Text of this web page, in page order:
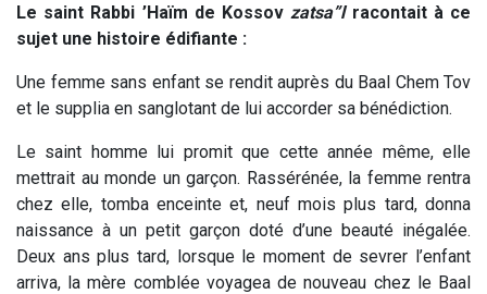
Le saint Rabbi ’Haïm de Kossov zatsa”l racontait à ce
sujet une histoire édifiante :
Une femme sans enfant se rendit auprès du Baal Chem Tov
et le supplia en sanglotant de lui accorder sa bénédiction.
Le saint homme lui promit que cette année même, elle
mettrait au monde un garçon. Rassérénée, la femme rentra
chez elle, tomba enceinte et, neuf mois plus tard, donna
naissance à un petit garçon doté d’une beauté inégalée.
Deux ans plus tard, lorsque le moment de sevrer l’enfant
arriva, la mère comblée voyagea de nouveau chez le Baal